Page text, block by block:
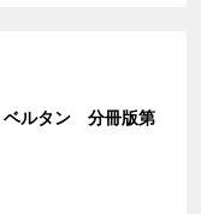
ベルタン 分冊版第